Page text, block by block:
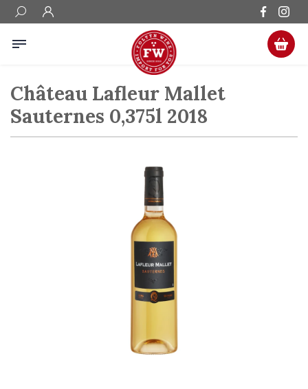
Château Lafleur Mallet
Sauternes 0,375l 2018